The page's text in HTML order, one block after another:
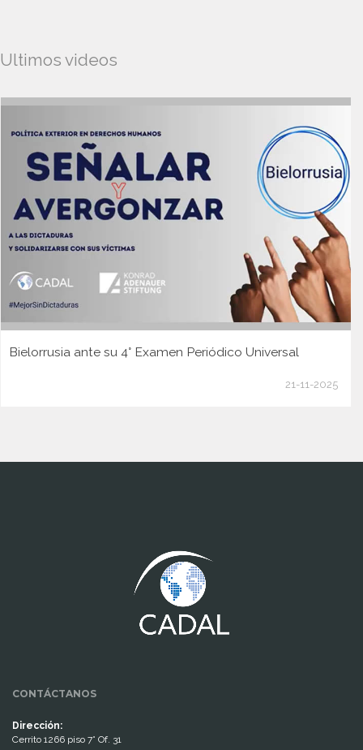
Ultimos videos
Bielorrusia ante su 4° Examen Periódico Universal
21-11-2025
CONTÁCTANOS
Dirección:
Cerrito 1266 piso 7° Of. 31